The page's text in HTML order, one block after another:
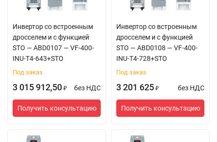
Инвертор со встроенным
дросселем и с функцией
STO — ABD0107 — VF-400-
INU-T4-643+STO
Под заказ
3 015 912,50 ₽ без НДС
Получить консультацию
Инвертор со встроенным
дросселем и с функцией
STO — ABD0108 — VF-400-
INU-T4-728+STO
Под заказ
3 201 625 ₽ без НДС
Получить консультацию